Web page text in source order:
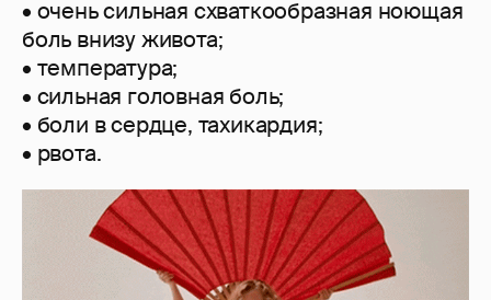
• очень сильная схваткообразная ноющая
боль внизу живота;
• температура;
• сильная головная боль;
• боли в сердце, тахикардия;
• рвота.